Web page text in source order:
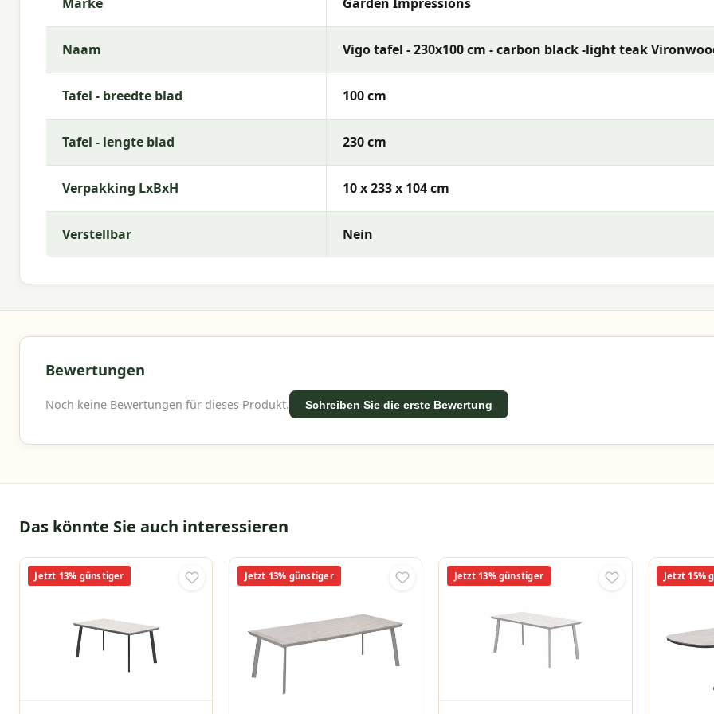
Naam Vigo tafel - 230x100 cm - carbon black -light teak
Tafel - breedte blad 100 cm
Tafel - lengte blad 230 cm
Verpakking LxBxH 10 x 233 x 104 cm
Verstellbar Nein
Bewertungen
Noch keine Bewertungen für dieses Produkt. Schreiben Sie die erste Bewertung
Das könnte Sie auch interessieren
Jetzt 13% günstiger Jetzt 13% günstiger Jetzt 13% günstiger Jetzt 15%